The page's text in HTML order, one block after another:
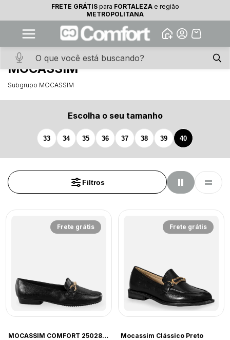
10% OFF na primeira compra
Baixe o app. Cupom BEMVINDO10
(100+)
Abrir
FRETE GRÁTISpara FORTALEZAe região
METROPOLITANA
INÍCIO · CALCADOS · MOCASSIM
MOCASSIM
Subgrupo MOCASSIM
Escolha o seu tamanho
33 34 35 36 37 38 39 40
Filtros
Frete grátis
MOCASSIM COMFORT 250283-COM PRETO
Frete grátis
Mocassim Clássico Preto